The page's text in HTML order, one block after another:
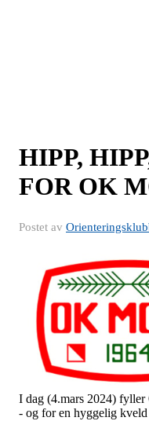
HIPP,
FOR OK
Postet av
I dag (4.mars 2024)
- og for en hyggelig